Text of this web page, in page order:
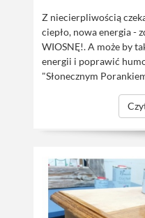
Z niecierpliwością
ciepło, nowa energia -
WIOSNĘ!. A może by
energii i poprawić
"Słonecznym